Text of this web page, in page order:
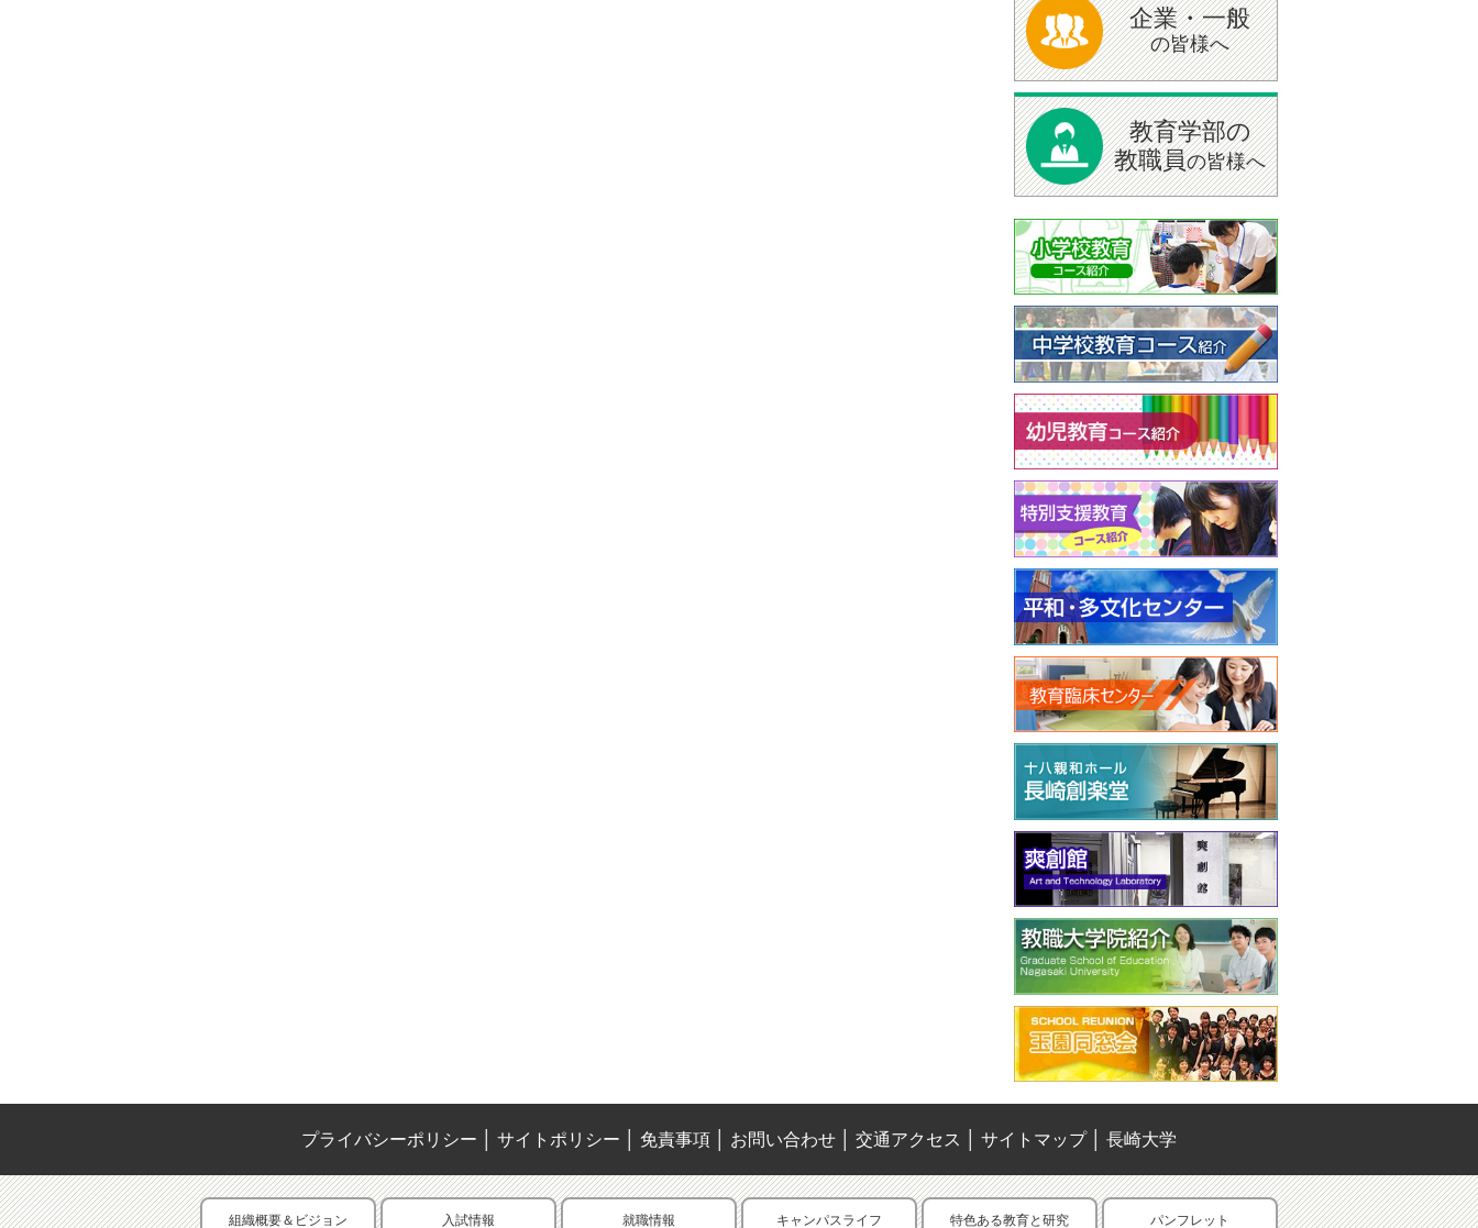
企業・一般
の皆様へ
教育学部の
教職員の皆様へ
プライバシーポリシー サイトポリシー 免責事項 お問い合わせ 交通アクセス サイトマップ│ 長崎大学
組織概要＆ビジョン 入試情報 就職情報 キャンパスライフ 特色ある教育と研究 パンフレット